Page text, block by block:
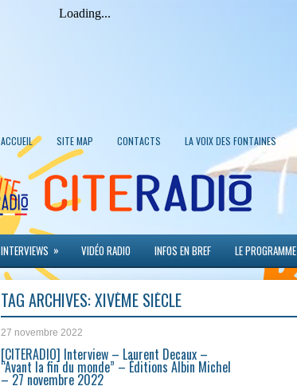
ACCUEIL SITE MAP CONTACTS LA VOIX DES FONTAINES
INTERVIEWS » VIDÉO RADIO INFOS EN BREF LE PROGRAMME
TAG ARCHIVES:XIVÈME SIÈCLE
27 novembre 2022
[CITERADIO] Interview – Laurent Decaux –
“Avant la fin du monde” – Éditions Albin Michel
– 27 novembre 2022